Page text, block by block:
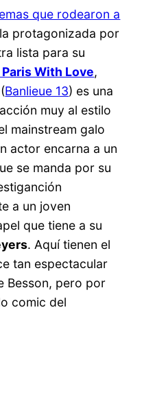
que rodearon a
protagonizada por
lista para su
Paris With Love,
(Banlieue 13) es una
muy al estilo
mainstream galo
actor encarna a un
se manda por su
a un joven
que tiene a su
. Aquí tienen el
tan espectacular
Besson, pero por
comic del